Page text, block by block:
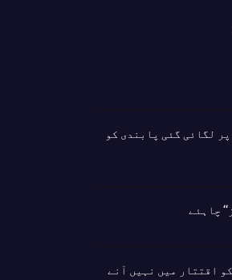
لگائی گئی پابندی کو
چاہئے​
اقتتار میں نہیں آنے